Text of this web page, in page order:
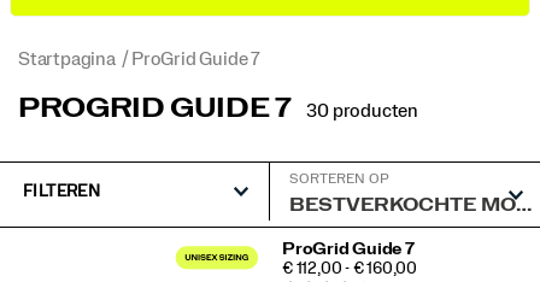
Startpagina ProGrid Guide 7
PROGRID GUIDE 7 30 producten
FILTEREN
SORTEREN OP
ProGrid Guide 7
PRICE
€ 112,00 - € 160,00